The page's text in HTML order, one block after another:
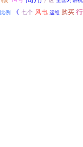
比例 《 七个 风电 运维 购买